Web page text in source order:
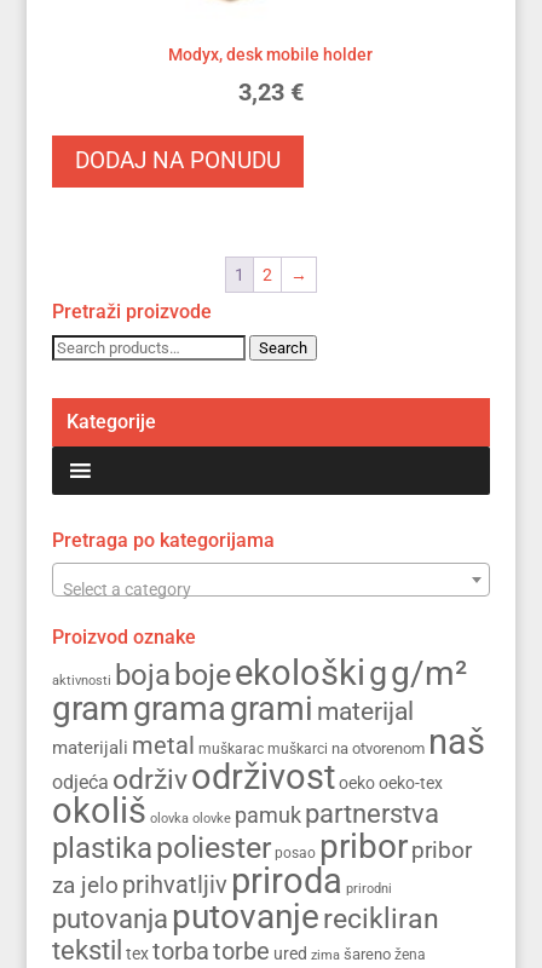
Modyx, desk mobile holder
3,23 €
DODAJ NA PONUDU
1 2 →
Pretraži proizvode
Search
Search
Kategorije
Pretraga po kategorijama
Select a category
Proizvod oznake
aktivnosti boja bojeekološkigg/m²
gramgramagrami materijal
materijali metal muškarac muškarci na otvorenom naš
odjeća održivodrživost oeko oeko-tex
okoliš olovka olovke pamuk partnerstva
plastikapoliester posao priborpribor
za jelo prihvatljiv priroda prirodni
putovanja putovanjerecikliran
tekstil tex torbatorbe ured zima šareno žena